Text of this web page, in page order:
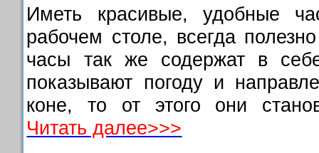
Иметь красивые, удобные
рабочем столе, всегда
часы так же содержат в
показывают погоду и
коне, то от этого они
Читать далее>>>